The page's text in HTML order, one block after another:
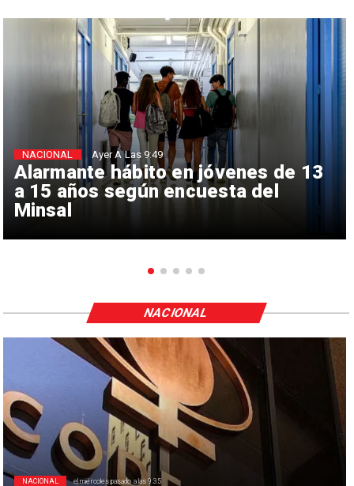
Alarmante hábito en jóvenes de 13
a 15 años según encuesta del
Minsal
NACIONAL Ayer A Las 9:49
NACIONAL el miércoles pasado a las 9:35
NACIONAL